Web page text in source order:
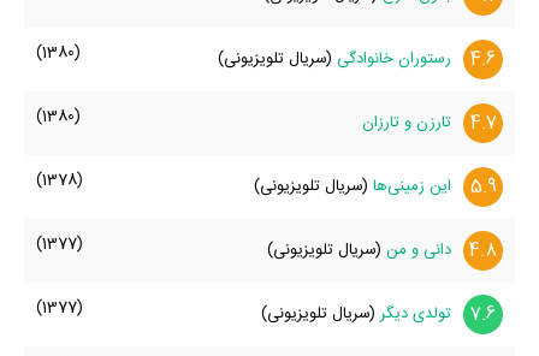
4.6 رستوران خانوادگی (سریال تلویزیونی) (1380)
4.7 تارزن و تارزان (1380)
5.9 این زمینی‌ها (سریال تلویزیونی) (1378)
4.8 دانی و من (سریال تلویزیونی) (1377)
7.6 تولدی دیگر (سریال تلویزیونی) (1377)